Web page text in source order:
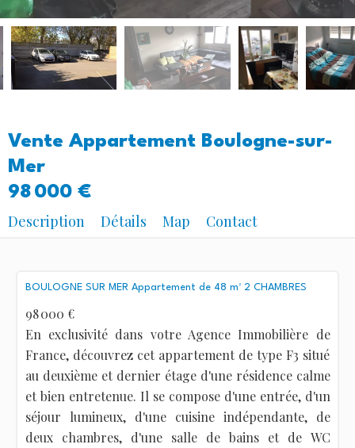
Vente Appartement Boulogne-sur-
Mer
98 000 €
Description
Détails Map Contact
BOULOGNE SUR MER Appartement de 48 m² 2 CHAMBRES
98 000 €
En exclusivité dans votre Agence Immobilière de
France, découvrez cet appartement de type F3 situé
au deuxième et dernier étage d'une résidence calme
et bien entretenue. Il se compose d'une entrée, d'un
séjour lumineux, d'une cuisine indépendante, de
deux chambres, d'une salle de bains et de WC